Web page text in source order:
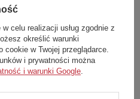
marki
funkcjonalności z estetyką.
się subtelnym,
żłobieniami, które nadają jej
celu realizacji usług zgodnie z
określić warunki
cookie w Twojej przeglądarce.
i prywatności można
i warunki Google.